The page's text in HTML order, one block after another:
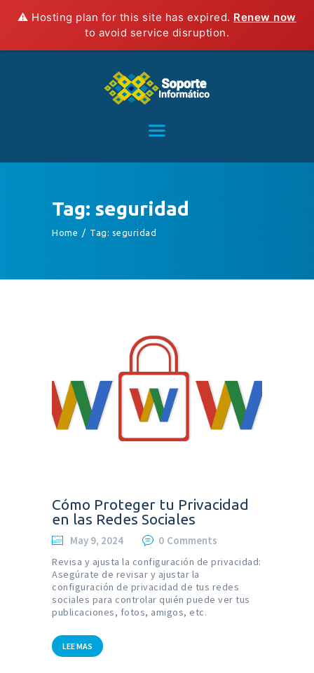
⚠️ Hosting plan for this site has expired. Renew now
to avoid service disruption.
Tag: seguridad
Home Tag: seguridad
HOME
BLOG
Cómo Proteger tu Privacidad
en las Redes Sociales
May 9, 2024 0 Comments
Revisa y ajusta la configuración de privacidad:
Asegúrate de revisar y ajustar la
configuración de privacidad de tus redes
sociales para controlar quién puede ver tus
publicaciones, fotos, amigos, etc.
LEE MAS